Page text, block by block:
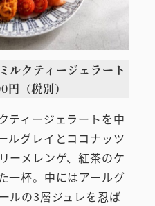
ルクティージェラート
（税別）
ティージェラートを中
ルグレイとココナッツ
ーメレンゲ、紅茶のケ
一杯。中にはアールグ
ルの3層ジュレを忍ば